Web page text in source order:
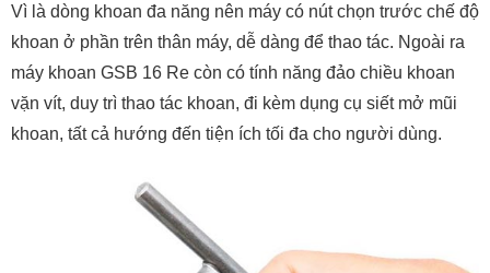
Vì là dòng khoan đa năng nên máy có nút chọn trước chế độ
khoan ở phần trên thân máy, dễ dàng để thao tác. Ngoài ra
máy khoan GSB 16 Re còn có tính năng đảo chiều khoan
vặn vít, duy trì thao tác khoan, đi kèm dụng cụ siết mở mũi
khoan, tất cả hướng đến tiện ích tối đa cho người dùng.